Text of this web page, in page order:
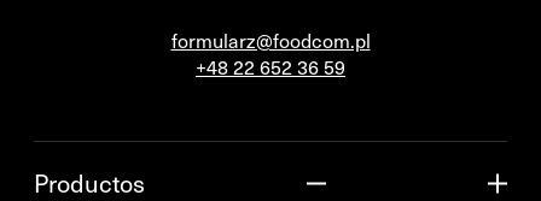
formularz@foodcom.pl
+48 22 652 36 59
Productos